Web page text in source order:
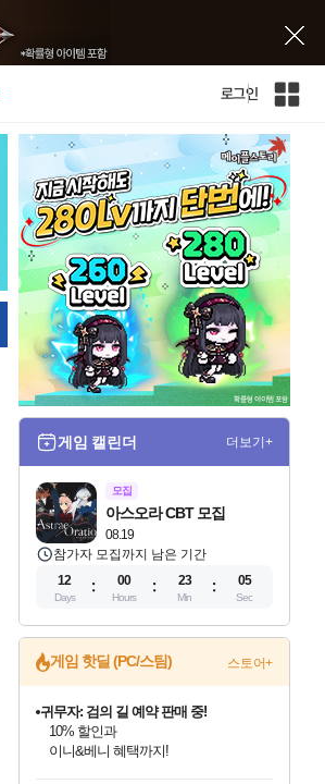
로그인
인
전
체
사
이
게임 캘린더 더보기+
모집
08.19
아스오라 CBT 모집
참가자 모집까지 남은 기간
12
Days
00
Hours
23
Min
03
Sec
게임 핫딜 (PC/스팀) 스토어+
귀무자: 검의 길 예약 판매 중!
10% 할인과
이니&베니 혜택까지!